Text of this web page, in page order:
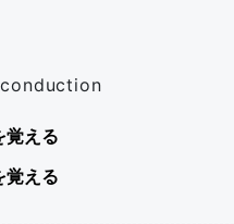
覚える
覚える